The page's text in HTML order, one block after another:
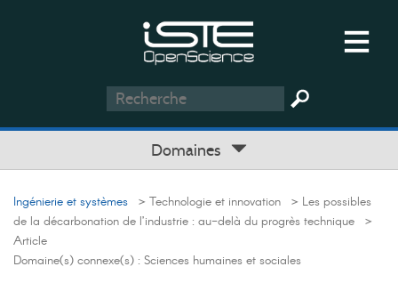
Domaines
Ingénierie et systèmes > Technologie et innovation > Les possibles
de la décarbonation de l’industrie : au-delà du progrès technique >
Article
Domaine(s) connexe(s) : Sciences humaines et sociales